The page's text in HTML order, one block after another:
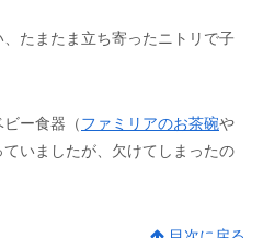
たまたま立ち寄ったニトリで子
ー食器（ファミリアのお茶碗や
いましたが、欠けてしまったの